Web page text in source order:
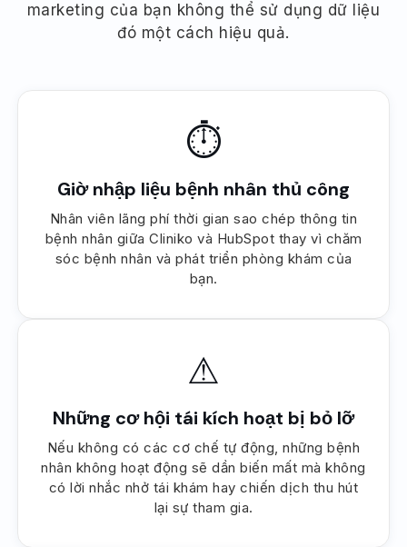
marketing của bạn không thể sử dụng dữ liệu
đó một cách hiệu quả.
⏱
Giờ nhập liệu bệnh nhân thủ công
Nhân viên lãng phí thời gian sao chép thông tin
bệnh nhân giữa Cliniko và HubSpot thay vì chăm
sóc bệnh nhân và phát triển phòng khám của
bạn.
⚠
Những cơ hội tái kích hoạt bị bỏ lỡ
Nếu không có các cơ chế tự động, những bệnh
nhân không hoạt động sẽ dần biến mất mà không
có lời nhắc nhở tái khám hay chiến dịch thu hút
lại sự tham gia.